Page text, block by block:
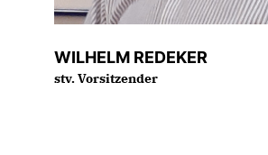
WILHELM REDEKER
stv. Vorsitzender